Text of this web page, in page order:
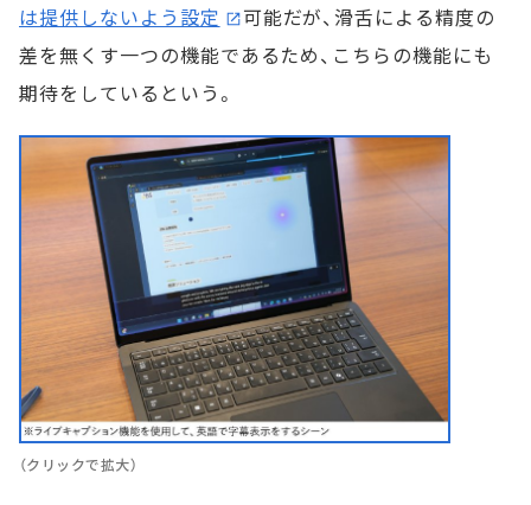
は提供しないよう設定
可能だが、滑舌による精度の
差を無くす一つの機能であるため、こちらの機能にも
期待をしているという。
（クリックで拡大）